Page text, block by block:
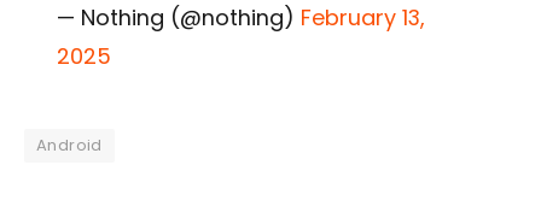
— Nothing (@nothing) February 13,
2025
Android